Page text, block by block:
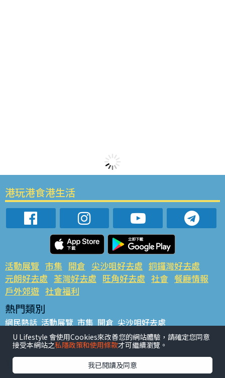
港玩港食港生活
活動展覽 市集 開倉 尖沙咀好去處 銅鑼灣好去處
元朗好去處 荃灣好去處 旺角好去處 社會 餐廳情報
戶外郊遊 社會福利
熱門類別
網民熱話 活動展覽 市集 開倉 尖沙咀好去處
銅鑼灣好去處 元朗好去處 荃灣好去處 旺角好去處 社會
餐廳情報 戶外郊遊
熱門標籤
U Lifestyle 會使用Cookies來改善您的網站體驗，請確定您同意
接受本網站之私隱政策和使用條款才可繼續瀏覽。
我已閱讀及同意